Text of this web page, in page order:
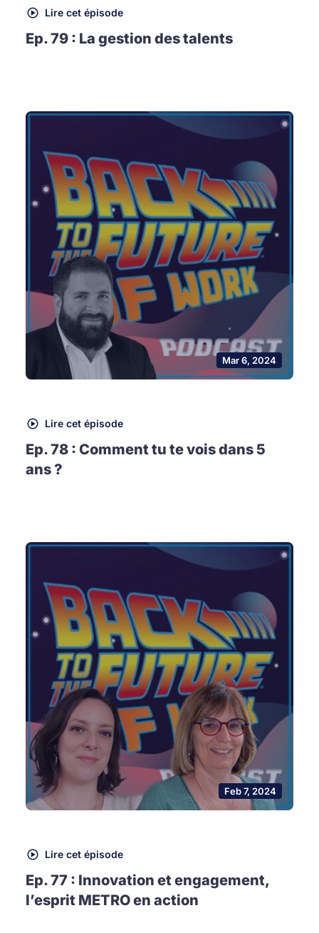
Lire cet épisode
Ep. 79 : La gestion des talents
Mar 6, 2024
Lire cet épisode
Ep. 78 : Comment tu te vois dans 5
ans ?
Feb 7, 2024
Lire cet épisode
Ep. 77 : Innovation et engagement,
l’esprit METRO en action